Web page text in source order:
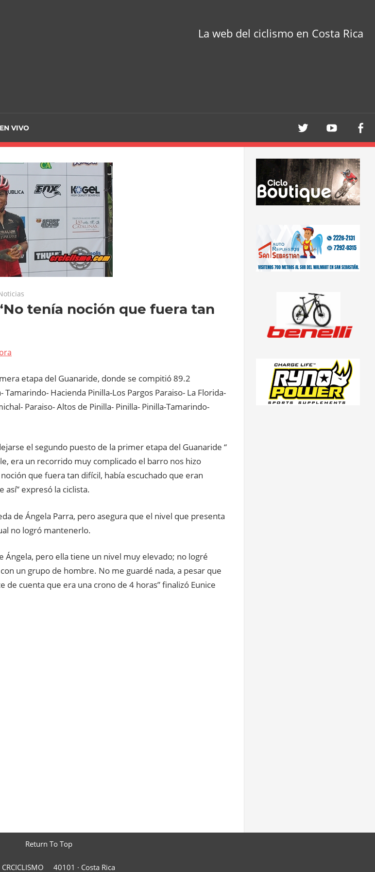
La web del ciclismo en Costa Rica
EN VIVO
tenía noción que fuera tan
etapa del Guanaride, donde se compitió 89.2
Hacienda Pinilla-Los Pargos Paraiso- La Florida-
Paraiso- Altos de Pinilla- Pinilla- Pinilla-Tamarindo-
el segundo puesto de la primer etapa del Guanaride “
era un recorrido muy complicado el barro nos hizo
que fuera tan difícil, había escuchado que eran
así” expresó la ciclista.
de Ángela Parra, pero asegura que el nivel que presenta
no logró mantenerlo.
Ángela, pero ella tiene un nivel muy elevado; no logré
un grupo de hombre. No me guardé nada, a pesar que
de cuenta que era una crono de 4 horas” finalizó Eunice
Return To Top
40101 · Costa Rica